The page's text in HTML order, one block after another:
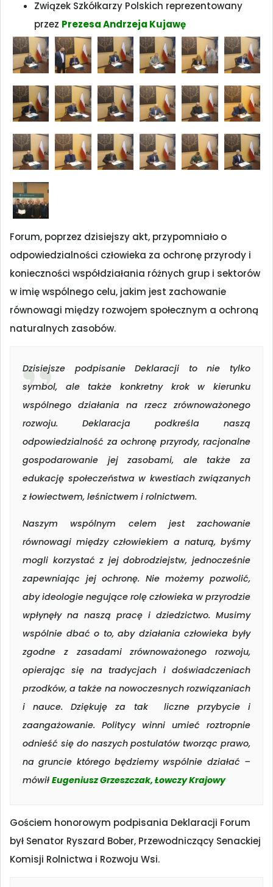
Związek Szkółkarzy Polskich reprezentowany
przez Prezesa Andrzeja Kujawę
Forum, poprzez dzisiejszy akt, przypomniało o
odpowiedzialności człowieka za ochronę przyrody i
konieczności współdziałania różnych grup i sektorów
w imię wspólnego celu, jakim jest zachowanie
równowagi między rozwojem społecznym a ochroną
naturalnych zasobów.
Dzisiejsze podpisanie Deklaracji to nie tylko
symbol, ale także konkretny krok w kierunku
wspólnego działania na rzecz zrównoważonego
rozwoju. Deklaracja podkreśla naszą
odpowiedzialność za ochronę przyrody, racjonalne
gospodarowanie jej zasobami, ale także za
edukację społeczeństwa w kwestiach związanych
z łowiectwem, leśnictwem i rolnictwem.
Naszym wspólnym celem jest zachowanie
równowagi między człowiekiem a naturą, byśmy
mogli korzystać z jej dobrodziejstw, jednocześnie
zapewniając jej ochronę. Nie możemy pozwolić,
aby ideologie negujące rolę człowieka w przyrodzie
wpłynęły na naszą pracę i dziedzictwo. Musimy
wspólnie dbać o to, aby działania człowieka były
zgodne z zasadami zrównoważonego rozwoju,
opierając się na tradycjach i doświadczeniach
przodków, a także na nowoczesnych rozwiązaniach
i nauce. Dziękuję za tak liczne przybycie i
zaangażowanie. Politycy winni umieć roztropnie
odnieść się do naszych postulatów tworząc prawo,
na gruncie którego będziemy wspólnie działać –
mówił Eugeniusz Grzeszczak, Łowczy Krajowy
Gościem honorowym podpisania Deklaracji Forum
był Senator Ryszard Bober, Przewodniczący Senackiej
Komisji Rolnictwa i Rozwoju Wsi.